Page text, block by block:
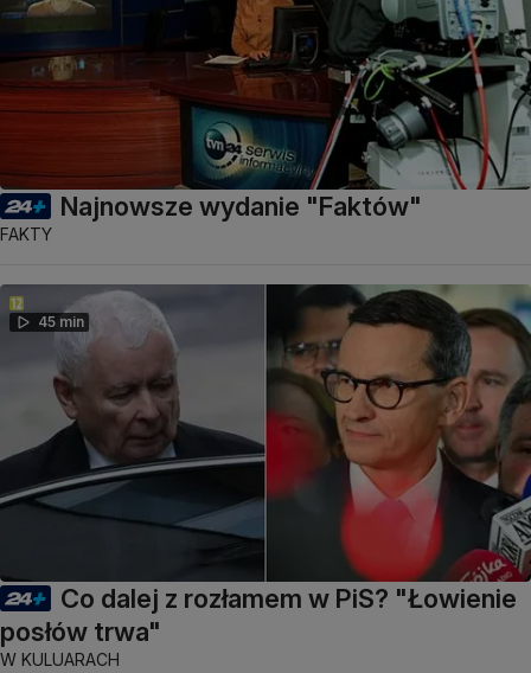
Najnowsze wydanie "Faktów"
FAKTY
45 min
Co dalej z rozłamem w PiS? "Łowienie
posłów trwa"
W KULUARACH